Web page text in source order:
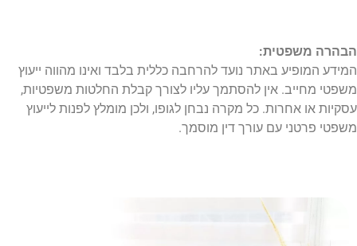
הבהרה משפטית:
המידע המופיע באתר נועד להרחבה כללית בלבד ואינו מהווה ייעוץ
משפטי מחייב. אין להסתמך עליו לצורך קבלת החלטות משפטיות,
עסקיות או אחרות. כל מקרה נבחן לגופו, ולכן מומלץ לפנות לייעוץ
משפטי פרטני עם עורך דין מוסמך.